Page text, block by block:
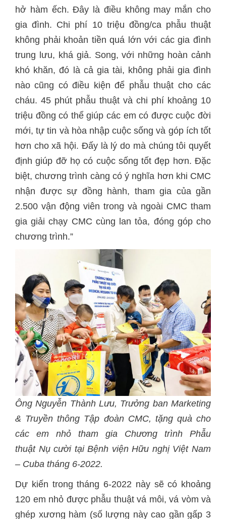
hở hàm ếch. Đây là điều không may mắn cho
gia đình. Chi phí 10 triệu đồng/ca phẫu thuật
không phải khoản tiền quá lớn với các gia đình
trung lưu, khá giả. Song, với những hoàn cảnh
khó khăn, đó là cả gia tài, không phải gia đình
nào cũng có điều kiện để phẫu thuật cho các
cháu. 45 phút phẫu thuật và chi phí khoảng 10
triệu đồng có thể giúp các em có được cuộc đời
mới, tự tin và hòa nhập cuộc sống và góp ích tốt
hơn cho xã hội. Đấy là lý do mà chúng tôi quyết
định giúp đỡ họ có cuộc sống tốt đẹp hơn. Đặc
biệt, chương trình càng có ý nghĩa hơn khi CMC
nhận được sự đồng hành, tham gia của gần
2.500 vận động viên trong và ngoài CMC tham
gia giải chạy CMC cùng lan tỏa, đóng góp cho
chương trình.”
Ông Nguyễn Thành Lưu, Trưởng ban Marketing
& Truyền thông Tập đoàn CMC, tặng quà cho
các em nhỏ tham gia Chương trình Phẫu
thuật Nụ cườitại Bệnh viện Hữu nghị Việt Nam
– Cuba tháng 6-2022.
Dự kiến trong tháng 6-2022 này sẽ có khoảng
120 em nhỏ được phẫu thuật vá môi, vá vòm và
ghép xương hàm (số lượng này cao gần gấp 3